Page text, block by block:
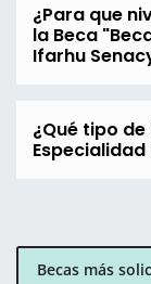
¿Para que
la Beca
Ifarhu
¿Qué tipo
Becas más